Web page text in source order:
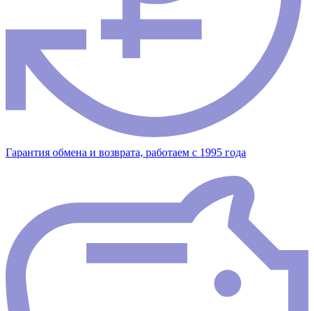
Гарантия обмена и возврата, работаем с 1995 года